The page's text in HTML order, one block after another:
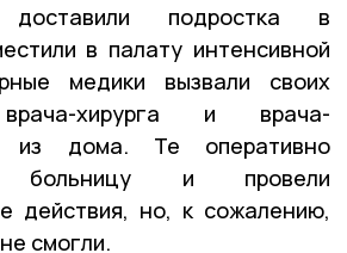
доставили подростка в
в палату интенсивной
медики вызвали своих
хирурга и врача-
из дома. Те оперативно
и провели
действия, но, к сожалению,
смогли.